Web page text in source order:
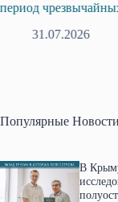
чрезвычайных
31.07.2026
Популярные Новости
В